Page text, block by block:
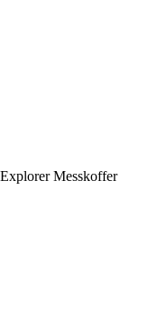
Explorer Messkoffer